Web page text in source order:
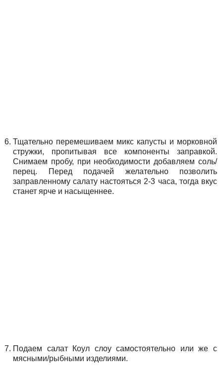
Тщательно перемешиваем микс капусты и морковной
стружки, пропитывая все компоненты заправкой.
Снимаем пробу, при необходимости добавляем соль/
перец. Перед подачей желательно позволить
заправленному салату настояться 2-3 часа, тогда вкус
станет ярче и насыщеннее.
Подаем салат Коул слоу самостоятельно или же с
мясными/рыбными изделиями.